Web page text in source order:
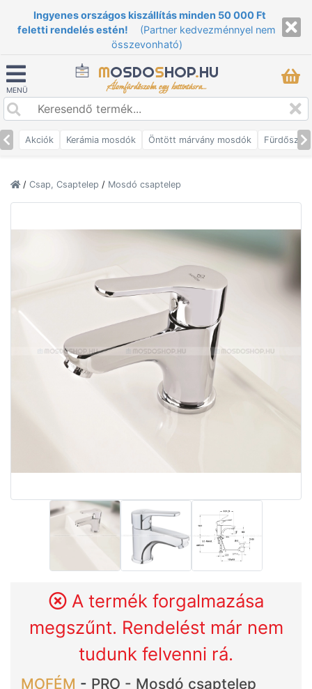
Ingyenes országos kiszállítás minden 50 000 Ft
feletti rendelés estén!
(Partner kedvezménnyel nem
összevonható)
MENÜ
MOSDOSHOP.HU
Álomfürdőszoba egy kattintásra...
Akciók Kerámia mosdók Öntött márvány mosdók
/ Csap, Csaptelep / Mosdó csaptelep
A termék forgalmazása
megszűnt. Rendelést már nem
tudunk felvenni rá.
MOFÉM - PRO - Mosdó csaptelep